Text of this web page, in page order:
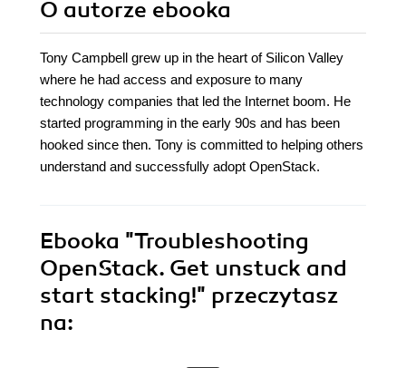
O autorze ebooka
Tony Campbell grew up in the heart of Silicon Valley
where he had access and exposure to many
technology companies that led the Internet boom. He
started programming in the early 90s and has been
hooked since then. Tony is committed to helping others
understand and successfully adopt OpenStack.
Ebooka "Troubleshooting
OpenStack. Get unstuck and
start stacking!" przeczytasz
na: